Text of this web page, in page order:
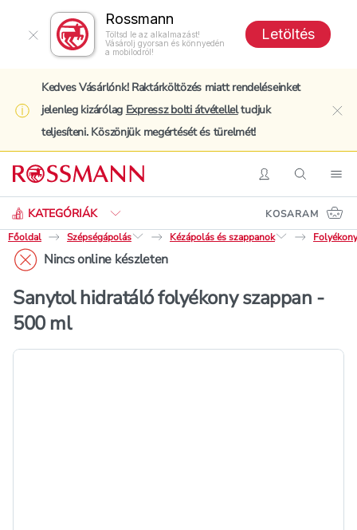
Rossmann
Töltsd le az alkalmazást!
Vásárolj gyorsan és könnyedén
a mobilodról!
Letöltés
Kedves Vásárlónk! Raktárköltözés miatt rendeléseinket
jelenleg kizárólag Expressz bolti átvételleltudjuk
teljesíteni. Köszönjük megértését és türelmét!
BelépésKeresés
KATEGÓRIÁK
Keresés
KOSARAM
Főoldal
Szépségápolás Kézápolás és szappanok
Nincs online készleten
Sanytol hidratáló folyékony szappan -
500 ml